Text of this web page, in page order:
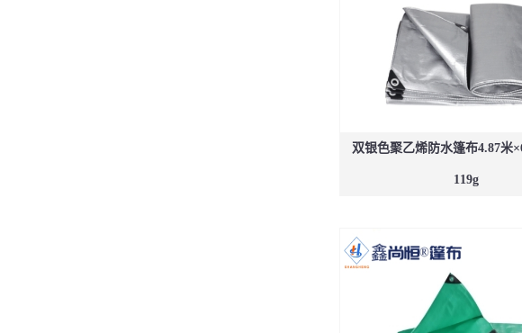
双银色聚乙烯防水篷布4.87米
119g